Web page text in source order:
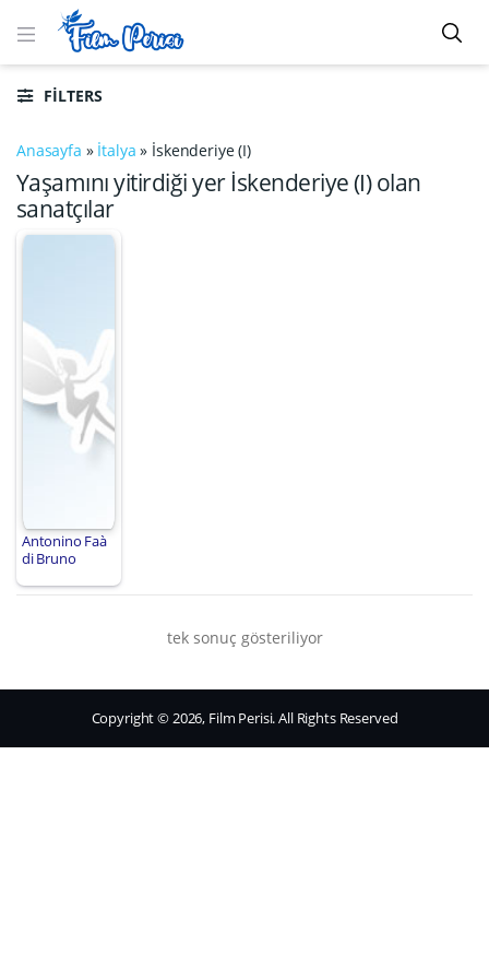
FILTERS
Anasayfa » İtalya » İskenderiye (I)
Yaşamını yitirdiği yer İskenderiye (I) olan
sanatçılar
Antonino Faà
di Bruno
tek sonuç gösteriliyor
Copyright © 2026, Film Perisi. All Rights Reserved